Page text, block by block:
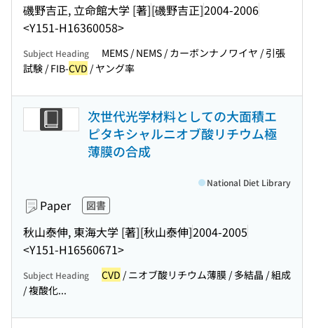
磯野吉正, 立命館大学 [著][磯野吉正]2004-2006
<Y151-H16360058>
Subject Heading
MEMS / NEMS / カーボンナノワイヤ / 引張
試験 / FIB-CVD / ヤング率
次世代光学材料としての大面積エ
ピタキシャルニオブ酸リチウム極
薄膜の合成
Paper 図書
秋山泰伸, 東海大学 [著][秋山泰伸]2004-2005
<Y151-H16560671>
National Diet Library
Subject Heading CVD / ニオブ酸リチウム薄膜 / 多結晶 / 組成
/ 複酸化...